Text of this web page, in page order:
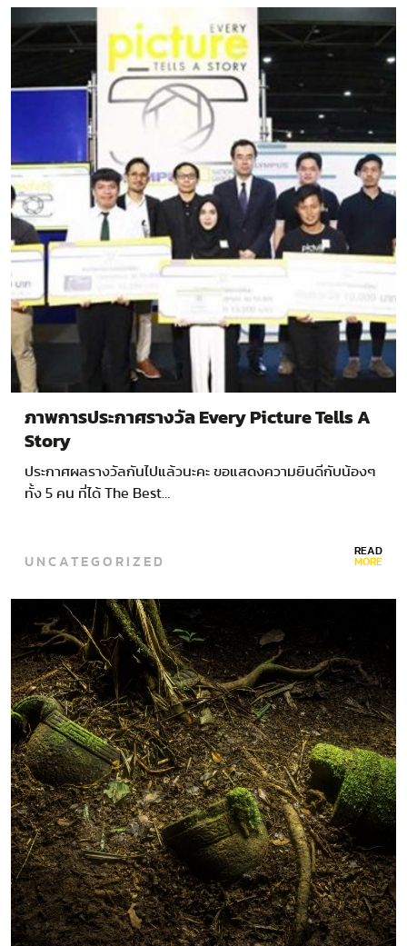
ภาพการประกาศรางวัล Every Picture Tells A
Story
ประกาศผลรางวัลกันไปแล้วนะคะ ขอแสดงความยินดีกับน้องๆ
ทั้ง 5 คน ที่ได้ The Best…
UNCATEGORIZED READ
MORE